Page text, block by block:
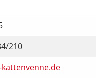
210
kattenvenne.de